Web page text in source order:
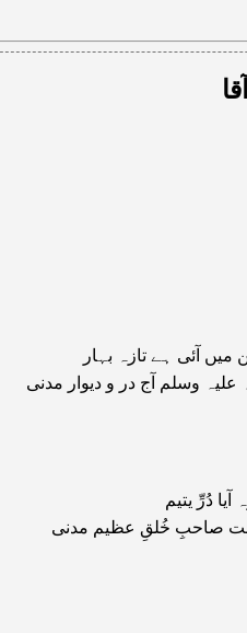
آئی ہے تازہ بہار
علیہ وسلم آج در و دیوار مدنی
آیا دُرِّ یتیم
صاحبِ خُلقِ عظیم مدنی